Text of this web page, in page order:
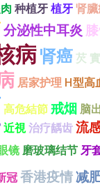
种植牙 植牙 肾
分泌性中耳炎
病肾癌 芡 實
居家护理 H型高
高危結節 戒烟 脑
近視治疗龋齿 流
镜 磨玻璃结节 牙
冠 香港疫情减